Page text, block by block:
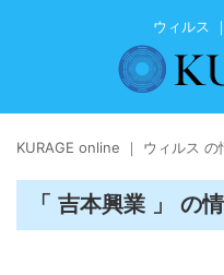
ウィルス
KURAGE online ｜ ウィルス の
「 吉本興業 」 の